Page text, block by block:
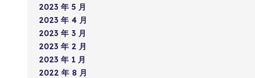
2023 年 5 月
2023 年 4 月
2023 年 3 月
2023 年 2 月
2023 年 1 月
2022 年 8 月